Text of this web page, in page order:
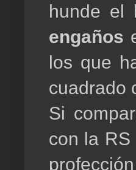
hunde
engaños
los que
cuadrado
Si
con la